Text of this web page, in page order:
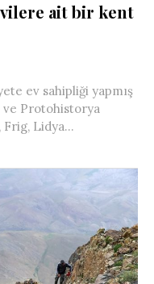
ait bir kent
ev sahipliği yapmış
ve Protohistorya
Lidya...